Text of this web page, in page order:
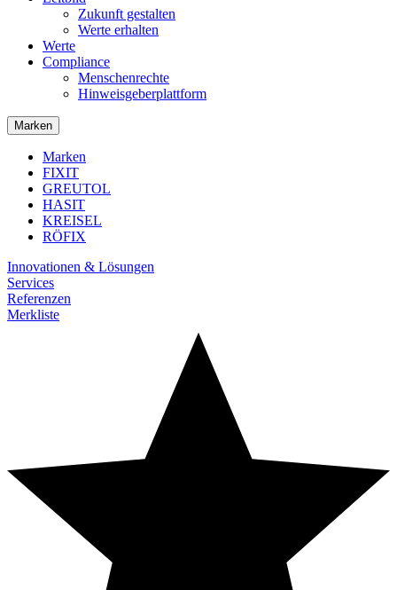
Zukunft gestalten
Werte erhalten
Werte
Compliance
Menschenrechte
Hinweisgeberplattform
Marken
Marken
FIXIT
GREUTOL
HASIT
KREISEL
RÖFIX
Innovationen & Lösungen
Services
Referenzen
Merkliste